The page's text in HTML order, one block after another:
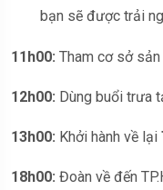
bạn sẽ được trải
11h00: Tham cơ sở
12h00: Dùng buổi trưa
13h00: Khởi hành về lại
18h00: Đoàn về đến